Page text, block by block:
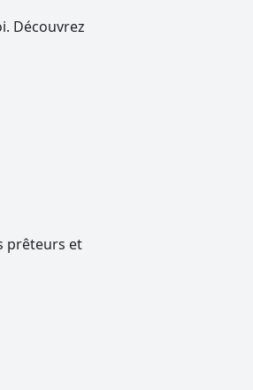
Découvrez
prêteurs et